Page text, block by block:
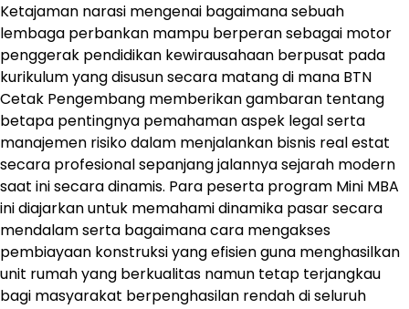
Ketajaman narasi mengenai bagaimana sebuah
lembaga perbankan mampu berperan sebagai motor
penggerak pendidikan kewirausahaan berpusat pada
kurikulum yang disusun secara matang di mana BTN
Cetak Pengembang memberikan gambaran tentang
betapa pentingnya pemahaman aspek legal serta
manajemen risiko dalam menjalankan bisnis real estat
secara profesional sepanjang jalannya sejarah modern
saat ini secara dinamis. Para peserta program Mini MBA
ini diajarkan untuk memahami dinamika pasar secara
mendalam serta bagaimana cara mengakses
pembiayaan konstruksi yang efisien guna menghasilkan
unit rumah yang berkualitas namun tetap terjangkau
bagi masyarakat berpenghasilan rendah di seluruh